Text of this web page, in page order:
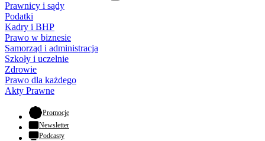
Prawnicy i sądy
Podatki
Kadry i BHP
Prawo w biznesie
Samorząd i administracja
Szkoły i uczelnie
Zdrowie
Prawo dla każdego
Akty Prawne
Promocje- otwiera się w nowej karcie
Newsletter
Podcasty